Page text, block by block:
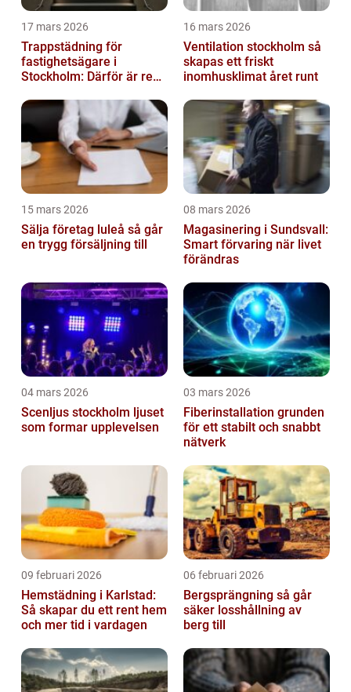
17 mars 2026
Trappstädning för
fastighetsägare i
Stockholm: Därför är rena
investering
16 mars 2026
Ventilation stockholm så
skapas ett friskt
inomhusklimat året runt
15 mars 2026
Sälja företag luleå så går
en trygg försäljning till
08 mars 2026
Magasinering i Sundsvall:
Smart förvaring när livet
förändras
04 mars 2026
Scenljus stockholm ljuset
som formar upplevelsen
03 mars 2026
Fiberinstallation grunden
för ett stabilt och snabbt
nätverk
09 februari 2026
Hemstädning i Karlstad:
Så skapar du ett rent hem
och mer tid i vardagen
06 februari 2026
Bergsprängning så går
säker losshållning av
berg till